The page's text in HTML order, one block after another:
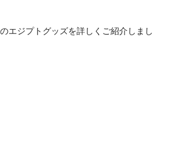
エジプトグッズを詳しくご紹介しまし